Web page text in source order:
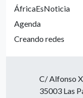
ÁfricaEsNoticia
Agenda
Creando redes
C/ Alfonso
35003 Las